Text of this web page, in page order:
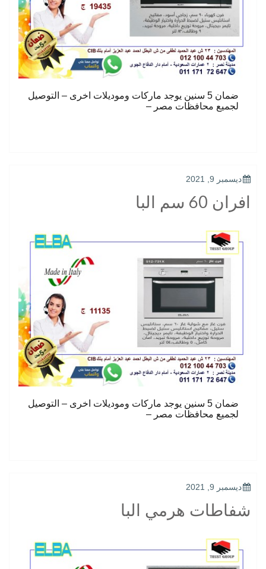
ضمان 5 سنين يوجد ماركات وموديلات اخرى – التوصيل
لجميع محافظات مصر –
POSTED
ديسمبر 9, 2021
افران 60 سم البا
ضمان 5 سنين يوجد ماركات وموديلات اخرى – التوصيل
لجميع محافظات مصر –
POSTED
ديسمبر 9, 2021
شفاطات هرمي البا